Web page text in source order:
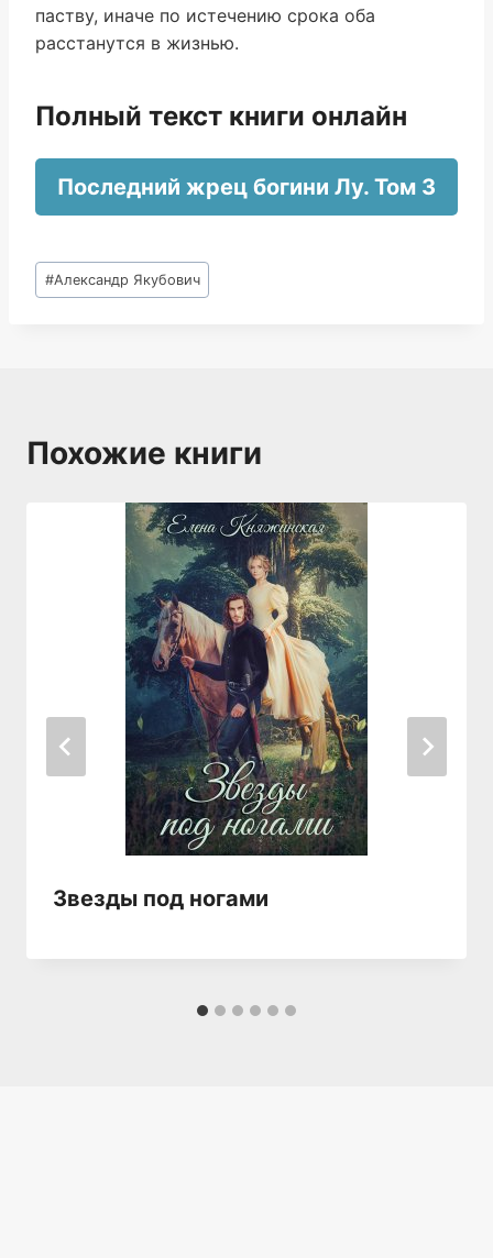
паству, иначе по истечению срока оба
расстанутся в жизнью.
Полный текст книги онлайн
Последний жрец богини Лу. Том 3
Метки
записи:
#Александр Якубович
Похожие книги
Звезды под ногами